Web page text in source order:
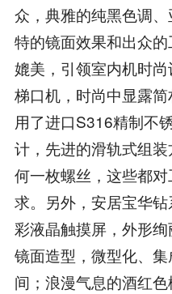
众，典雅的纯黑色调
特的镜面效果和出众
媲美，引领室内机时
梯口机，时尚中显露
用了进口S316精制不
计，先进的滑轨式组
何一枚螺丝，这些都
求。另外，安居宝华
彩液晶触摸屏，外形
镜面造型，微型化、
间；浪漫气息的酒红